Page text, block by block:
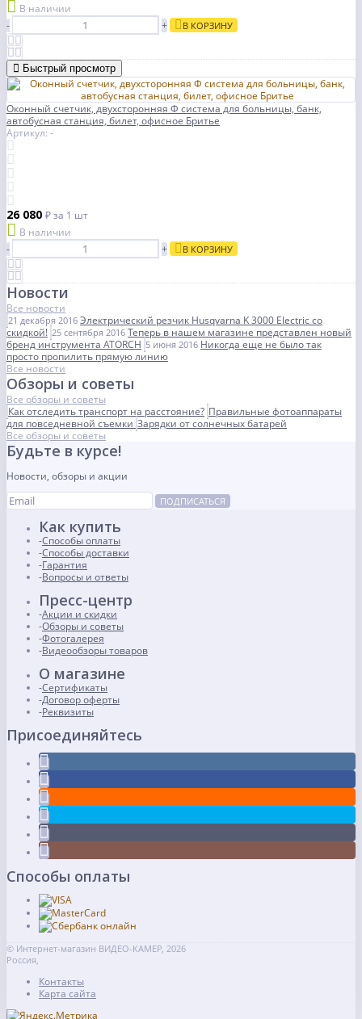
В наличии
-
+ В КОРЗИНУ
Быстрый просмотр
Оконный счетчик, двухсторонняя Φ система для больницы, банк,
автобусная станция, билет, офисное Бритье
Артикул: -
26 080 ₽за 1 шт
В наличии
-
+ В КОРЗИНУ
Новости
Все новости
21 декабря 2016 Электрический резчик Husqvarna K 3000 Electric со
скидкой! 25 сентября 2016 Теперь в нашем магазине представлен новый
бренд инструмента ATORCH 5 июня 2016 Никогда еще не было так
просто пропилить прямую линию
Все новости
Обзоры и советы
Все обзоры и советы
Как отследить транспорт на расстояние? Правильные фотоаппараты
для повседневной съемки Зарядки от солнечных батарей
Все обзоры и советы
Будьте в курсе!
Новости, обзоры и акции
ПОДПИСАТЬСЯ
Как купить
Способы оплаты
Способы доставки
Гарантия
Вопросы и ответы
Пресс-центр
Акции и скидки
Обзоры и советы
Фотогалерея
Видеообзоры товаров
О магазине
Сертификаты
Договор оферты
Реквизиты
Присоединяйтесь
Способы оплаты
© Интернет-магазин ВИДЕО-КАМЕР, 2026
Россия,
Контакты
Карта сайта